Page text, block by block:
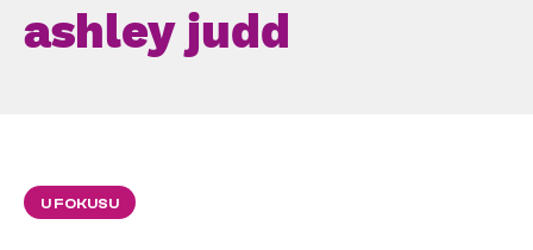
ashley judd
U FOKUSU